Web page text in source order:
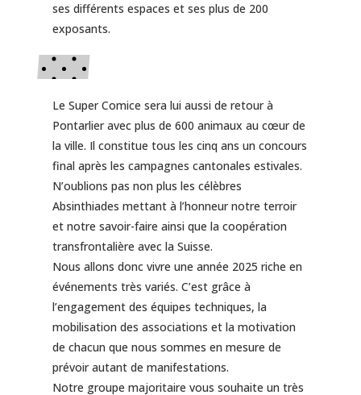
ses différents espaces et ses plus de 200
exposants.
Le Super Comice sera lui aussi de retour à
Pontarlier avec plus de 600 animaux au cœur de
la ville. Il constitue tous les cinq ans un concours
final après les campagnes cantonales estivales.
N’oublions pas non plus les célèbres
Absinthiades mettant à l’honneur notre terroir
et notre savoir-faire ainsi que la coopération
transfrontalière avec la Suisse.
Nous allons donc vivre une année 2025 riche en
événements très variés. C’est grâce à
l’engagement des équipes techniques, la
mobilisation des associations et la motivation
de chacun que nous sommes en mesure de
prévoir autant de manifestations.
Notre groupe majoritaire vous souhaite un très